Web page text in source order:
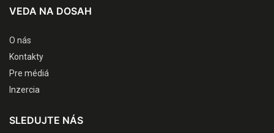
VEDA NA DOSAH
O nás
Kontakty
Pre médiá
Inzercia
SLEDUJTE NÁS